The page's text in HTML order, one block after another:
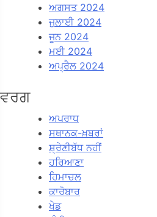
ਅਗਸਤ 2024
ਜੁਲਾਈ 2024
ਜੂਨ 2024
ਮਈ 2024
ਅਪ੍ਰੈਲ 2024
ਵਰਗ
ਅਪਰਾਧ
ਸਥਾਨਕ-ਖ਼ਬਰਾਂ
ਸ਼੍ਰੇਣੀਬੱਧ ਨਹੀਂ
ਹਰਿਆਣਾ
ਹਿਮਾਚਲ
ਕਾਰੋਬਾਰ
ਖੇਡ